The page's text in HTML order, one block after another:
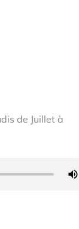
de Juillet à